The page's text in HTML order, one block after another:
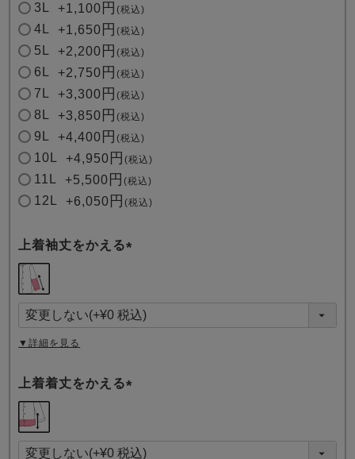
3L +1,100 税込
4L +1,650 税込
5L +2,200 税込
6L +2,750 税込
7L +3,300 税込
8L +3,850 税込
9L +4,400 税込
10L +4,950 税込
11L +5,500 税込
12L +6,050 税込
上着袖丈をかえる
須
)
▼詳細を見る
上着着丈をかえる
須